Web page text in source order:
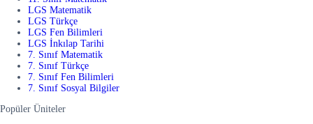
LGS Matematik
LGS Türkçe
LGS Fen Bilimleri
LGS İnkılap Tarihi
7. Sınıf Matematik
7. Sınıf Türkçe
7. Sınıf Fen Bilimleri
7. Sınıf Sosyal Bilgiler
Popüler Üniteler